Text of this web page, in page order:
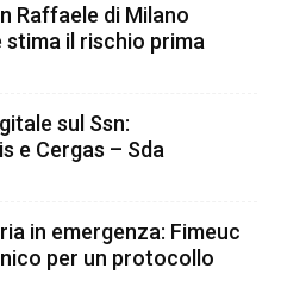
Raffaele di Milano
stima il rischio prima
sul Ssn:
e Cergas – Sda
in emergenza: Fimeuc
per un protocollo